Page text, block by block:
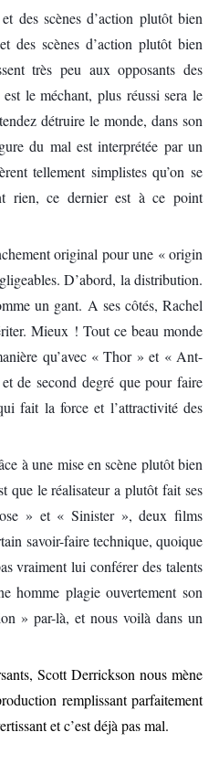
des scènes d’action plutôt bien
des scènes d’action plutôt bien
très peu aux opposants des
le méchant, plus réussi sera le
détruire le monde, dans son
du mal est interprétée par un
tellement simplistes qu’on se
rien, ce dernier est à ce point
original pour une « origin
D’abord, la distribution.
un gant. A ses côtés, Rachel
Mieux ! Tout ce beau monde
qu’avec « Thor » et « Ant-
de second degré que pour faire
fait la force et l’attractivité des
à une mise en scène plutôt bien
que le réalisateur a plutôt fait ses
» et « Sinister », deux films
savoir-faire technique, quoique
vraiment lui conférer des talents
homme plagie ouvertement son
» par-là, et nous voilà dans un
Scott Derrickson nous mène
remplissant parfaitement
et c’est déjà pas mal.